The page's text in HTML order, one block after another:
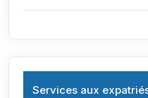
Services aux